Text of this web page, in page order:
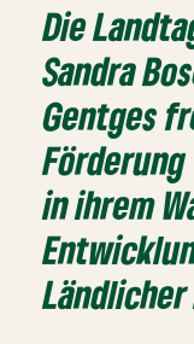
Die
Sandra
Gentges
in ihrem
Ländlicher